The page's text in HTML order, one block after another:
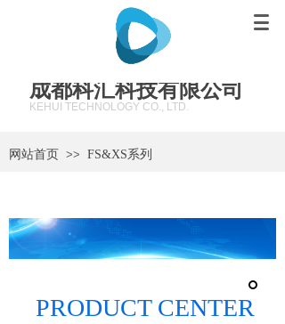
成都科汇科技有限公司
KEHUI TECHNOLOGY CO., LTD.
网站首页 >> FS&XS系列
PRODUCT CENTER